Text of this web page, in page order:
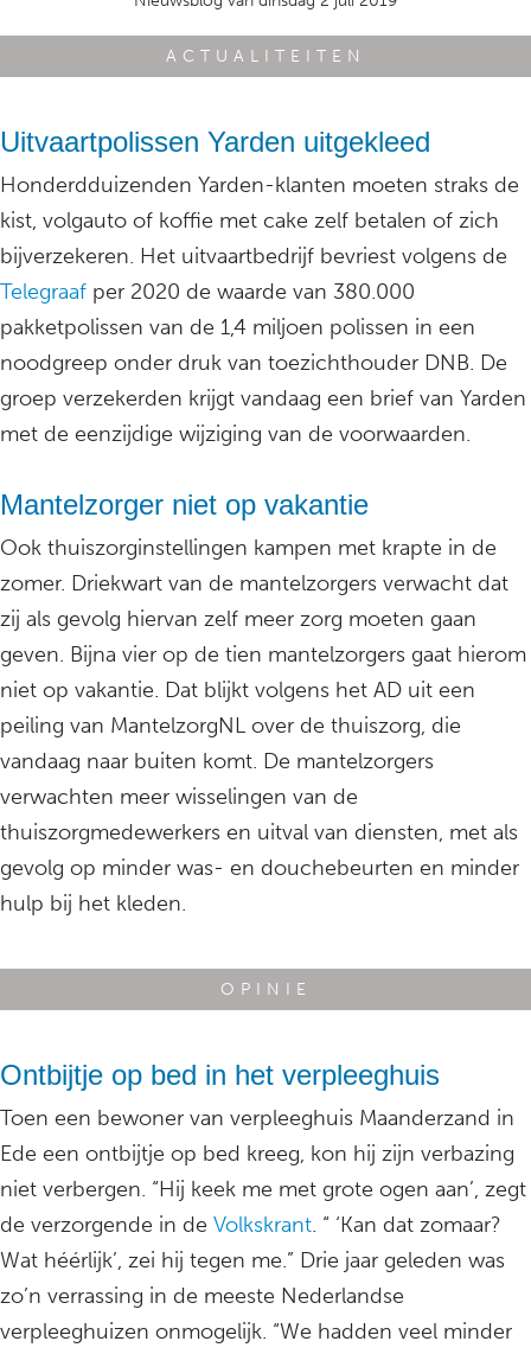
ACTUALITEITEN
Uitvaartpolissen Yarden uitgekleed
Honderdduizenden Yarden-klanten moeten straks de
kist, volgauto of koffie met cake zelf betalen of zich
bijverzekeren. Het uitvaartbedrijf bevriest volgens de
Telegraaf per 2020 de waarde van 380.000
pakketpolissen van de 1,4 miljoen polissen in een
noodgreep onder druk van toezichthouder DNB. De
groep verzekerden krijgt vandaag een brief van Yarden
met de eenzijdige wijziging van de voorwaarden.
Mantelzorger niet op vakantie
Ook thuiszorginstellingen kampen met krapte in de
zomer. Driekwart van de mantelzorgers verwacht dat
zij als gevolg hiervan zelf meer zorg moeten gaan
geven. Bijna vier op de tien mantelzorgers gaat hierom
niet op vakantie. Dat blijkt volgens het AD uit een
peiling van MantelzorgNL over de thuiszorg, die
vandaag naar buiten komt. De mantelzorgers
verwachten meer wisselingen van de
thuiszorgmedewerkers en uitval van diensten, met als
gevolg op minder was- en douchebeurten en minder
hulp bij het kleden.
OPINIE
Ontbijtje op bed in het verpleeghuis
Toen een bewoner van verpleeghuis Maanderzand in
Ede een ontbijtje op bed kreeg, kon hij zijn verbazing
niet verbergen. “Hij keek me met grote ogen aan’, zegt
de verzorgende in de Volkskrant. “ ‘Kan dat zomaar?
Wat héérlijk’, zei hij tegen me.” Drie jaar geleden was
zo’n verrassing in de meeste Nederlandse
verpleeghuizen onmogelijk. “We hadden veel minder